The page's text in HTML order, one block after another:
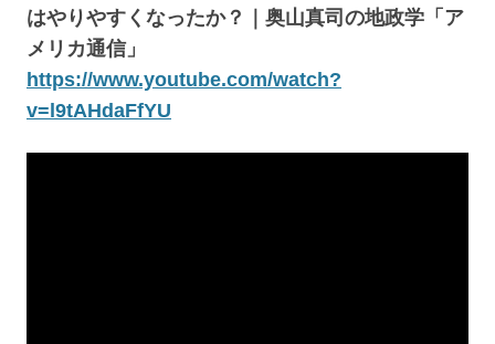
はやりやすくなったか？｜奥山真司の地政学「ア
メリカ通信」
https://www.youtube.com/watch?
v=l9tAHdaFfYU